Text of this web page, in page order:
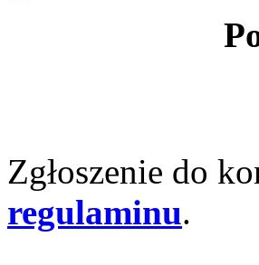
Zgłoszenie do
regulaminu.